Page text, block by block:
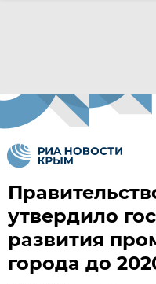
утвердило
развития
города до